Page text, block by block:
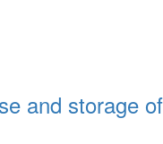
and storage of